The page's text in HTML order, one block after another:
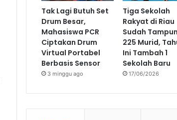
Tak Lagi Butuh Set
Drum Besar,
Mahasiswa PCR
Ciptakan Drum
Virtual Portabel
Berbasis Sensor
3 minggu ago
Tiga Sekolah
Rakyat di Riau
Sudah
225 Murid,
Ini Tambah 1
Sekolah Baru
17/06/2026